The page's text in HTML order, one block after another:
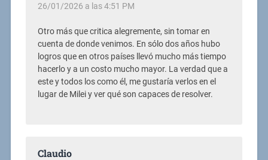
26/01/2026 a las 4:51 PM
Otro más que critica alegremente, sin tomar en
cuenta de donde venimos. En sólo dos años hubo
logros que en otros países llevó mucho más tiempo
hacerlo y a un costo mucho mayor. La verdad que a
este y todos los como él, me gustaría verlos en el
lugar de Milei y ver qué son capaces de resolver.
Claudio